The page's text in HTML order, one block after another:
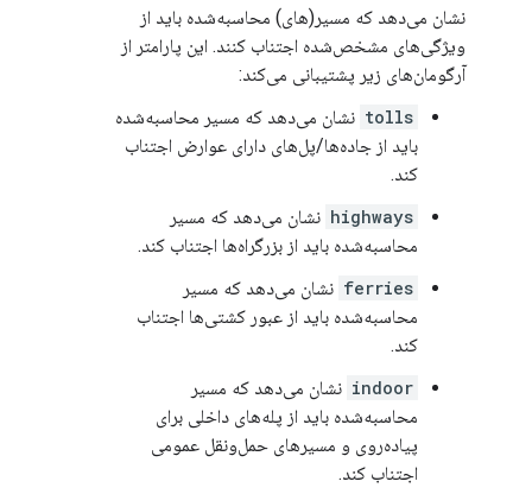
نشان می‌دهد که مسیر(های) محاسبه‌شده باید از
ویژگی‌های مشخص‌شده اجتناب کنند. این پارامتر از
آرگومان‌های زیر پشتیبانی می‌کند:
tolls نشان می‌دهد که مسیر محاسبه‌شده
باید از جاده‌ها/پل‌های دارای عوارض اجتناب
کند.
highways نشان می‌دهد که مسیر
محاسبه‌شده باید از بزرگراه‌ها اجتناب کند.
ferries نشان می‌دهد که مسیر
محاسبه‌شده باید از عبور کشتی‌ها اجتناب
کند.
indoor نشان می‌دهد که مسیر
محاسبه‌شده باید از پله‌های داخلی برای
پیاده‌روی و مسیرهای حمل‌ونقل عمومی
اجتناب کند.